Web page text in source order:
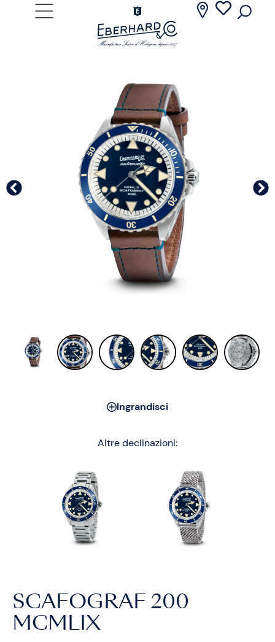
Ingrandisci
Altre declinazioni:
SCAFOGRAF 200
MCMLIX